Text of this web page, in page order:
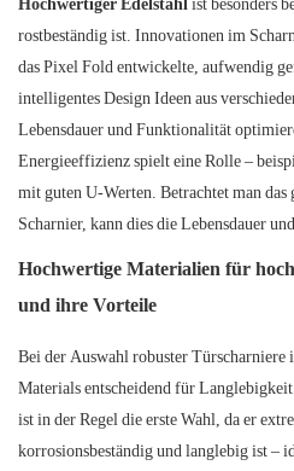
Hochwertiger Edelstahlist besonders
rostbeständig ist. Innovationen im
das Pixel Fold entwickelte, aufwendig
intelligentes Design Ideen aus
Lebensdauer und Funktionalität
Energieeffizienz spielt eine Rolle –
mit guten U-Werten. Betrachtet man das
Scharnier, kann dies die Lebensdauer
Hochwertige Materialien für
und ihre Vorteile
Bei der Auswahl robuster Türscharniere
Materials entscheidend für
ist in der Regel die erste Wahl, da er
korrosionsbeständig und langlebig ist –